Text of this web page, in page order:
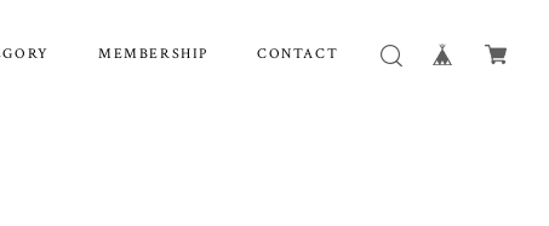
MEMBERSHIP CONTACT